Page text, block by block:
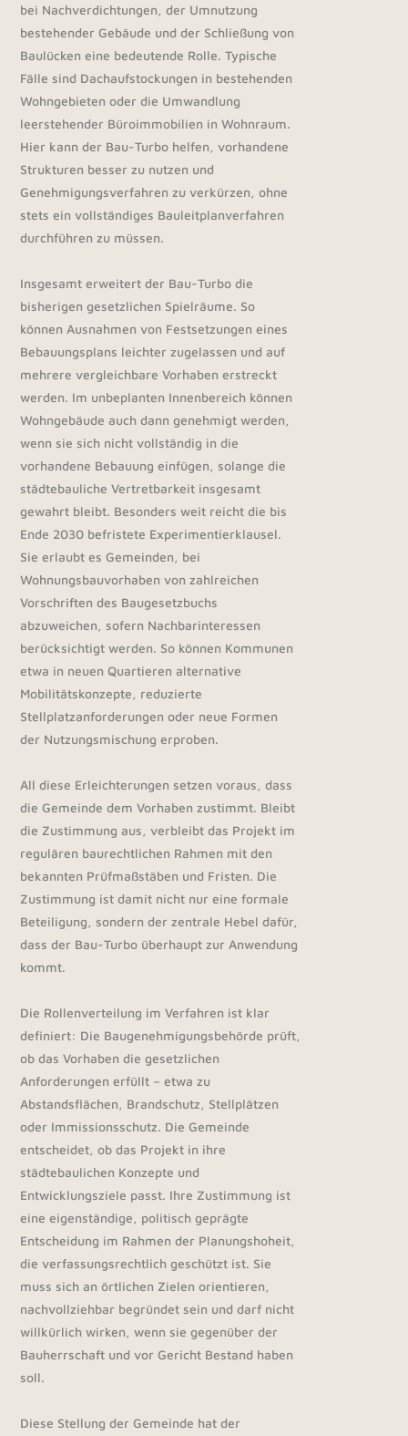
bei Nachverdichtungen, der Umnutzung
bestehender Gebäude und der Schließung von
Baulücken eine bedeutende Rolle. Typische
Fälle sind Dachaufstockungen in bestehenden
Wohngebieten oder die Umwandlung
leerstehender Büroimmobilien in Wohnraum.
Hier kann der Bau-Turbo helfen, vorhandene
Strukturen besser zu nutzen und
Genehmigungsverfahren zu verkürzen, ohne
stets ein vollständiges Bauleitplanverfahren
durchführen zu müssen.
Insgesamt erweitert der Bau-Turbo die
bisherigen gesetzlichen Spielräume. So
können Ausnahmen von Festsetzungen eines
Bebauungsplans leichter zugelassen und auf
mehrere vergleichbare Vorhaben erstreckt
werden. Im unbeplanten Innenbereich können
Wohngebäude auch dann genehmigt werden,
wenn sie sich nicht vollständig in die
vorhandene Bebauung einfügen, solange die
städtebauliche Vertretbarkeit insgesamt
gewahrt bleibt. Besonders weit reicht die bis
Ende 2030 befristete Experimentierklausel.
Sie erlaubt es Gemeinden, bei
Wohnungsbauvorhaben von zahlreichen
Vorschriften des Baugesetzbuchs
abzuweichen, sofern Nachbarinteressen
berücksichtigt werden. So können Kommunen
etwa in neuen Quartieren alternative
Mobilitätskonzepte, reduzierte
Stellplatzanforderungen oder neue Formen
der Nutzungsmischung erproben.
All diese Erleichterungen setzen voraus, dass
die Gemeinde dem Vorhaben zustimmt. Bleibt
die Zustimmung aus, verbleibt das Projekt im
regulären baurechtlichen Rahmen mit den
bekannten Prüfmaßstäben und Fristen. Die
Zustimmung ist damit nicht nur eine formale
Beteiligung, sondern der zentrale Hebel dafür,
dass der Bau-Turbo überhaupt zur Anwendung
kommt.
Die Rollenverteilung im Verfahren ist klar
definiert: Die Baugenehmigungsbehörde prüft,
ob das Vorhaben die gesetzlichen
Anforderungen erfüllt – etwa zu
Abstandsflächen, Brandschutz, Stellplätzen
oder Immissionsschutz. Die Gemeinde
entscheidet, ob das Projekt in ihre
städtebaulichen Konzepte und
Entwicklungsziele passt. Ihre Zustimmung ist
eine eigenständige, politisch geprägte
Entscheidung im Rahmen der Planungshoheit,
die verfassungsrechtlich geschützt ist. Sie
muss sich an örtlichen Zielen orientieren,
nachvollziehbar begründet sein und darf nicht
willkürlich wirken, wenn sie gegenüber der
Bauherrschaft und vor Gericht Bestand haben
soll.
Diese Stellung der Gemeinde hat der